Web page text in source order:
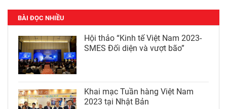
BÀI ĐỌC NHIỀU
Hội thảo “Kinh tế Việt Nam 2023-
SMES Đối diện và vượt bão”
Khai mạc Tuần hàng Việt Nam
2023 tại Nhật Bản